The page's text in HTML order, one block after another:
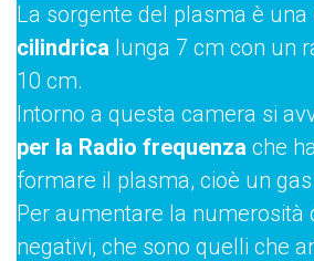
La sorgente del plasma è una
cilindrica lunga 7 cm con un
10 cm.
Intorno a questa camera si
per la Radio frequenza che
formare il plasma, cioè un
Per aumentare la numerosità
negativi, che sono quelli che